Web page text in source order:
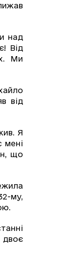
над
Від
Ми
від
Я
мені
що
му,
двоє